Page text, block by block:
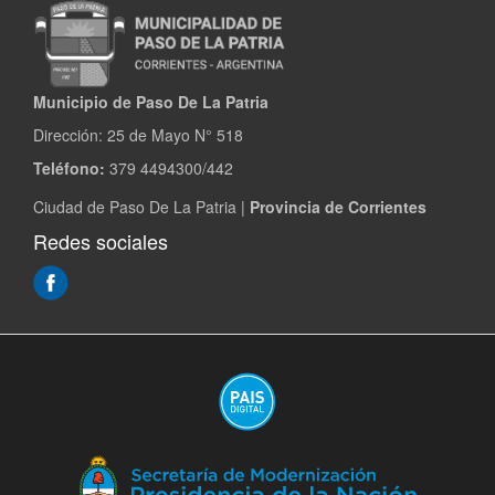
Municipio de Paso De La Patria
Dirección: 25 de Mayo N° 518
Teléfono: 379 4494300/442
Ciudad de Paso De La Patria | Provincia de Corrientes
Redes sociales